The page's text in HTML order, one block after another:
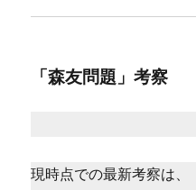
「森友問題」考察
現時点での最新考察は、